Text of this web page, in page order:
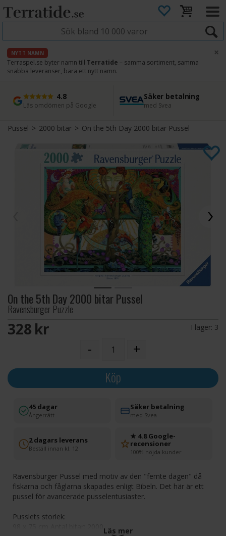
NYTT NAMN
Terraspel.se byter namn till Terratide – samma sortiment, samma
snabba leveranser, bara ett nytt namn.
×
4.8
Läs omdömen på Google
Säker betalning
med Svea
Snabb leverans
Direkt från lager
45 dagars ångerrätt
Enkel retur
Pussel>2000 bitar>On the 5th Day 2000 bitar Pussel
On the 5th Day 2000 bitar Pussel
Ravensburger Puzzle
328 SEK I lager: 3
- +
Köp
45 dagar
Ångerrätt
Säker betalning
med Svea
2 dagars leverans
Beställ innan kl. 12
★ 4.8 Google-
recensioner
100% nöjda kunder
Ravensburger Pussel med motiv av den "femte dagen" då
fiskarna och fåglarna skapades enligt Bibeln. Det här är ett
pussel för avancerade pusselentusiaster.
Pusslets storlek:
Läs mer